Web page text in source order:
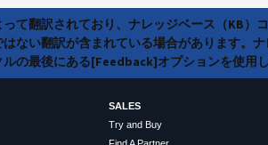
て翻訳されており、ナレッジベース（KB
ない翻訳が含まれている場合があります。
の最後にある[Feedback]オプションを使用し
SALES
Try and Buy